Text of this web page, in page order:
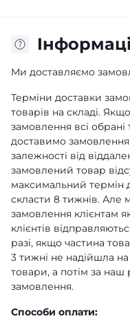
Ми доставляємо
Терміни доставки
товарів на складі.
замовлення всі
доставимо замовлення
залежності від
замовлений товар
максимальний термін
скласти 8 тижнів. Але
замовлення клієнтам
клієнтів
разі, якщо частина
3 тижні не надійшла
товари, а потім за
замовлення.
Способи оплати: